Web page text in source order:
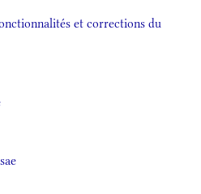
et corrections du